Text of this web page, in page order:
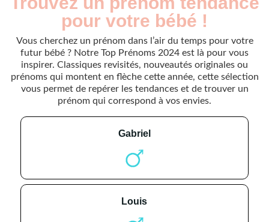
pour votre bébé !
Vous cherchez un prénom dans l’air du temps pour votre
futur bébé ? Notre Top Prénoms 2024 est là pour vous
inspirer. Classiques revisités, nouveautés originales ou
prénoms qui montent en flèche cette année, cette sélection
vous permet de repérer les tendances et de trouver un
prénom qui correspond à vos envies.
gabriel
louis